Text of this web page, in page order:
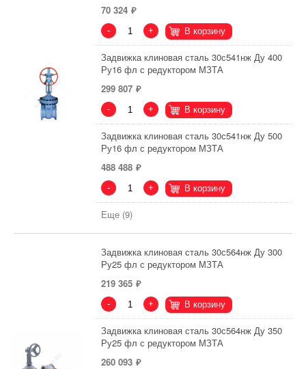
70 324
- + В корзину
Задвижка клиновая сталь 30с541нж Ду 400
Ру16 фл с редуктором МЗТА
299 807
- + В корзину
Задвижка клиновая сталь 30с541нж Ду 500
Ру16 фл с редуктором МЗТА
488 488
- + В корзину
Еще (9)
Задвижка клиновая сталь 30с564нж Ду 300
Ру25 фл с редуктором МЗТА
219 365
- + В корзину
Задвижка клиновая сталь 30с564нж Ду 350
Ру25 фл с редуктором МЗТА
260 093